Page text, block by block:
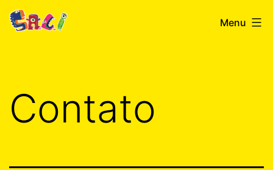
Skip
festivalsaci.com.br Menu
Contato